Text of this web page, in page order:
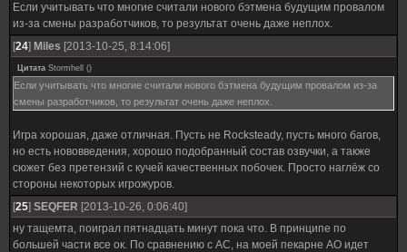
Если учитывать что многие считали нового бэтмена будущим провалом
из-за смены разработчиков, то результат очень даже неплох.
[24] Miles [2013-10-25, 8:14:06]
Цитата Stormhell ()
Если учитывать что многие считали нового бэтмена будущим провалом из-за
смены разработчиков, то результат очень даже неплох.
Игра хорошая, даже отличная. Пусть не Rocksteady, пусть много багов,
но есть нововведения, хорошо подобранный состав озвучки, а также
сюжет без претензий с кучей качественных побочек. Просто наглёж со
стороны некоторых игрожуров.
[25] SEQFER [2013-10-26, 0:06:40]
ну тащемта, поиграл пятнадцать минут пока что. В принципе по
большей части все ок. По сравнению с АС, на моей пекарне АО идет